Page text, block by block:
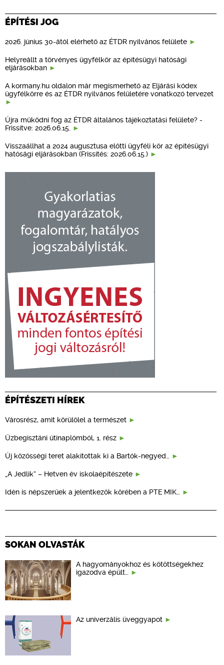
ÉPÍTÉSI JOG
2026. június 30-ától elérhető az ÉTDR nyilvános felülete
Helyreállt a törvényes ügyfélkör az építésügyi hatósági
eljárásokban
A kormany.hu oldalon már megismerhető az Eljárási kódex
ügyfélkörre és az ÉTDR nyilvános felületére vonatkozó tervezet
Újra működni fog az ÉTDR általános tájékoztatási felülete? -
Frissítve: 2026.06.15.
Visszaállhat a 2024 augusztusa előtti ügyféli kör az építésügyi
hatósági eljárásokban (Frissítés: 2026.06.15.)
ÉPÍTÉSZETI HÍREK
Városrész, amit körülölel a természet
Üzbegisztáni útinaplómból, 1. rész
Új közösségi teret alakítottak ki a Bartók-negyed…
„A Jedlik” – Hetven év iskolaépítészete
Idén is népszerűek a jelentkezők körében a PTE MIK…
SOKAN OLVASTÁK
A hagyományokhoz és kötöttségekhez
igazodva épült…
Az univerzális üveggyapot